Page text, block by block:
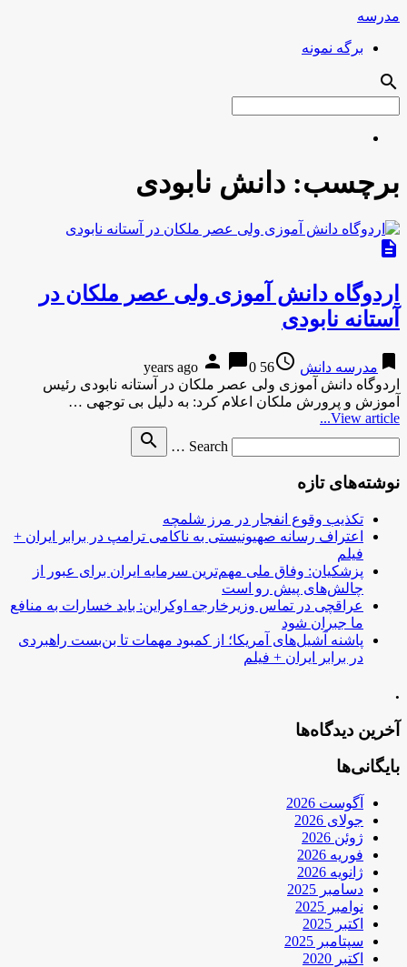
مدرسه
برگه نمونه
search
برچسب: دانش نابودی
description
اردوگاه دانش آموزی ولی عصر ملکان در
آستانه نابودی
bookmark مدرسه دانش access_time
56 years ago
person chat_bubble0
اردوگاه دانش آموزی ولی عصر ملکان در آستانه نابودی رئیس
آموزش و پرورش ملکان اعلام کرد: به دلیل بی توجهی …
View article...
Search …
search
نوشته‌های تازه
تکذیب وقوع انفجار در مرز شلمچه
اعتراف رسانه صهیونیستی به ناکامی ترامپ در برابر ایران +
فیلم
پزشکیان: وفاق ملی مهم‌ترین سرمایه ایران برای عبور از
چالش‌های پیش رو است
عراقچی در تماس وزیرخارجه اوکراین: باید خسارات به منافع
ما جبران شود
پاشنه آشیل‌های آمریکا؛ از کمبود مهمات تا بن‌بست راهبردی
در برابر ایران + فیلم
.
آخرین دیدگاه‌ها
بایگانی‌ها
آگوست 2026
جولای 2026
ژوئن 2026
فوریه 2026
ژانویه 2026
دسامبر 2025
نوامبر 2025
اکتبر 2025
سپتامبر 2025
اکتبر 2020